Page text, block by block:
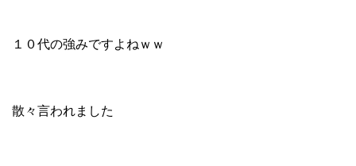
１０代の強みですよねｗｗ
散々言われました